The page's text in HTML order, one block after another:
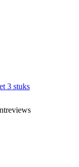
3 stuks